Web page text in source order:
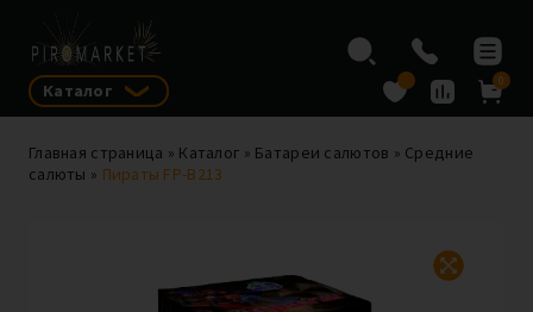
Каталог 0
Главная страница » Каталог » Батареи салютов » Средние
салюты » Пираты FP-B213